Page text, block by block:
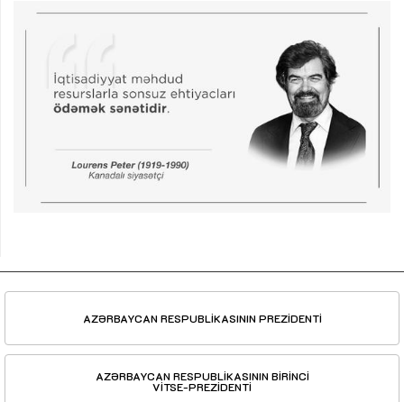
AZƏRBAYCAN RESPUBLİKASININ PREZİDENTİ
AZƏRBAYCAN RESPUBLİKASININ BİRİNCİ
VİTSE-PREZİDENTİ